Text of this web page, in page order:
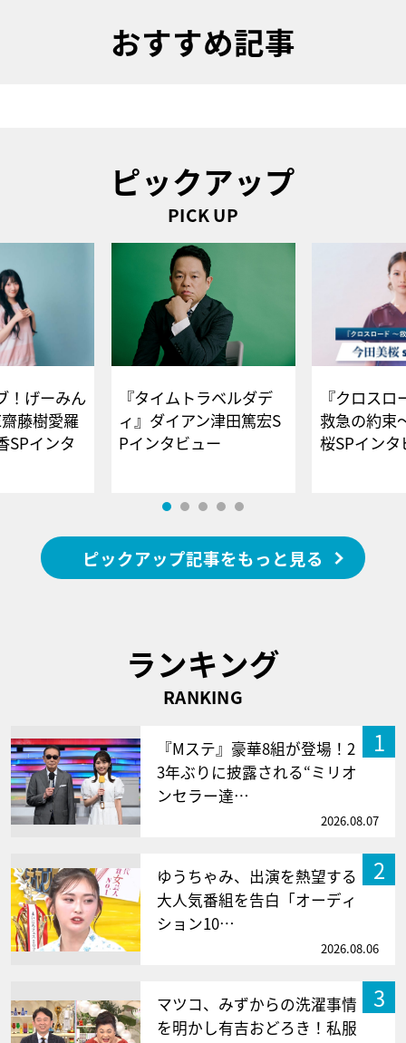
おすすめ記事
ピックアップ
PICK UP
！げーみん
藤樹愛羅
SPインタ
『タイムトラベルダデ
ィ』ダイアン津田篤宏S
Pインタビュー
『クロス
救急の約束
桜SPイ
ピックアップ記事をもっと見る
ランキング
RANKING
1
『Mステ』豪華8組が登場！2
3年ぶりに披露される“ミリオ
ンセラー達…
2026.08.07
2
ゆうちゃみ、出演を熱望する
大人気番組を告白「オーディ
ション10…
2026.08.06
3
マツコ、みずからの洗濯事情
を明かし有吉おどろき！私服